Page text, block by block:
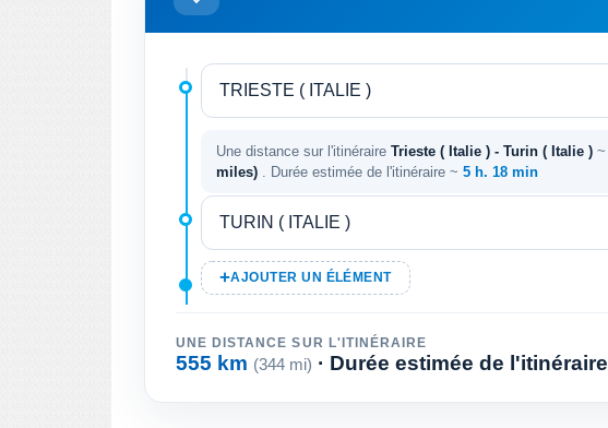
Une distance sur l'itinéraire Trieste ( Italie ) - Turin ( Italie ) ~
miles)
. Durée estimée de l'itinéraire ~ 5 h. 18 min
AJOUTER UN ÉLÉMENT
UNE DISTANCE SUR L'ITINÉRAIRE
555 km (344 mi) · Durée estimée de l'itinéraire